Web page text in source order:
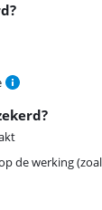
de werking